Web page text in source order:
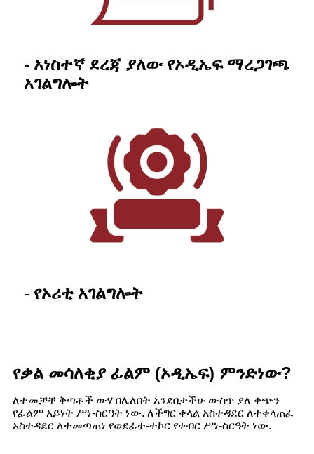
- አነስተኛ ደረጃ ያለው የኦዲኤፍ ማረጋገጫ
አገልግሎት
- የኦሪቲ አገልግሎት
የቃል መሳለቂያ ፊልም (ኦዲኤፍ) ምንድነው?
ለተመቻቸ ቅጣቶች ውሃ በሌለበት አንደበታችሁ ውስጥ ያለ ቀጭን
የፊልም አይነት ሥነ-ስርዓት ነው. ለችግር ቀላል አስተዳደር ለተቀላጠፈ
አስተዳደር ለተመጣጠነ የወደፊተ-ተኮር የቀብር ሥነ-ስርዓት ነው.